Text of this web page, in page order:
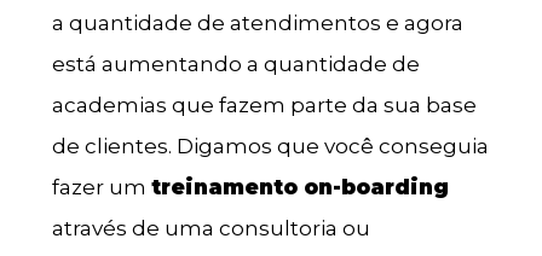
a quantidade de atendimentos e agora
está aumentando a quantidade de
academias que fazem parte da sua base
de clientes. Digamos que você conseguia
fazer um treinamento on-boarding
através de uma consultoria ou